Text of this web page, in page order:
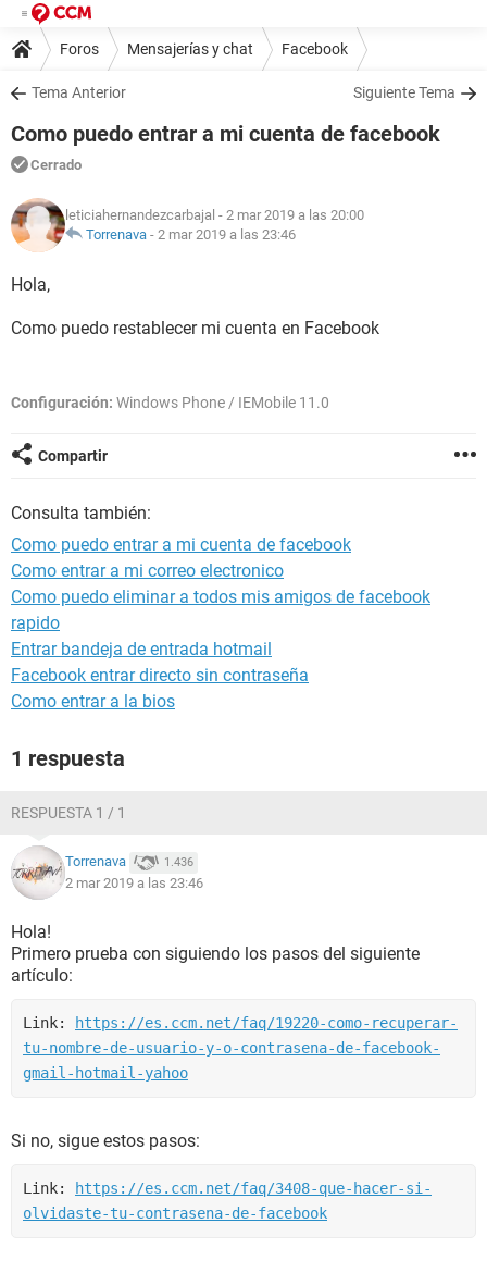
Foros Mensajerías y chat Facebook
Tema Anterior Siguiente Tema
Como puedo entrar a mi cuenta de facebook
Cerrado
leticiahernandezcarbajal - 2 mar 2019 a las 20:00
Torrenava - 2 mar 2019 a las 23:46
Hola,
Como puedo restablecer mi cuenta en Facebook
Configuración: Windows Phone / IEMobile 11.0
Compartir
Consulta también:
Como puedo entrar a mi cuenta de facebook
Como entrar a mi correo electronico
Como puedo eliminar a todos mis amigos de facebook
rapido
Entrar bandeja de entrada hotmail
Facebook entrar directo sin contraseña
Como entrar a la bios
1 respuesta
RESPUESTA 1 / 1
Torrenava 1.436
2 mar 2019 a las 23:46
Hola!
Primero prueba con siguiendo los pasos del siguiente
artículo:
Link: https://es.ccm.net/faq/19220-como-recuperar-
tu-nombre-de-usuario-y-o-contrasena-de-facebook-
gmail-hotmail-yahoo
Si no, sigue estos pasos:
Link: https://es.ccm.net/faq/3408-que-hacer-si-
olvidaste-tu-contrasena-de-facebook